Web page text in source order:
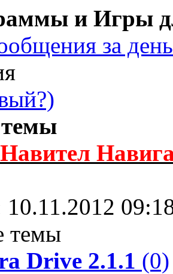
и Игры
за день
темы
Drive 2.1.1 (0)